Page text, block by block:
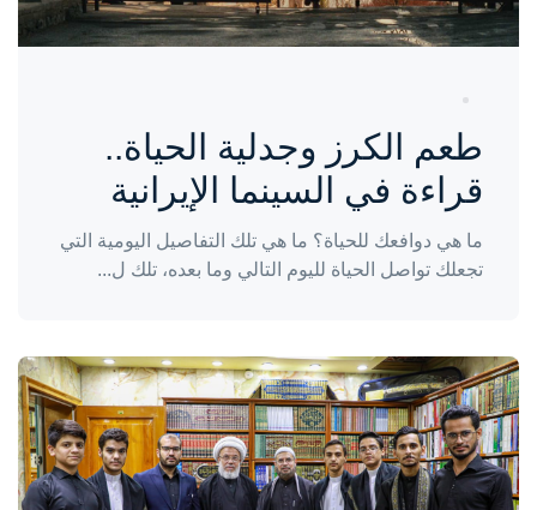
طعم الكرز وجدلية الحياة..
قراءة في السينما الإيرانية
ما هي دوافعك للحياة؟ ما هي تلك التفاصيل اليومية التي
تجعلك تواصل الحياة لليوم التالي وما بعده، تلك ل...
واحة المرأة
منذ 3 سنوات